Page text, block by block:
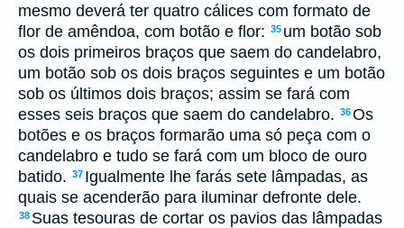
mesmo deverá ter quatro cálices com formato de
flor de amêndoa, com botão e flor: 35 um botão sob
os dois primeiros braços que saem do candelabro,
um botão sob os dois braços seguintes e um botão
sob os últimos dois braços; assim se fará com
esses seis braços que saem do candelabro. 36Os
botões e os braços formarão uma só peça com o
candelabro e tudo se fará com um bloco de ouro
batido. 37 Igualmente lhe farás sete lâmpadas, as
quais se acenderão para iluminar defronte dele.
38 Suas tesouras de cortar os pavios das lâmpadas